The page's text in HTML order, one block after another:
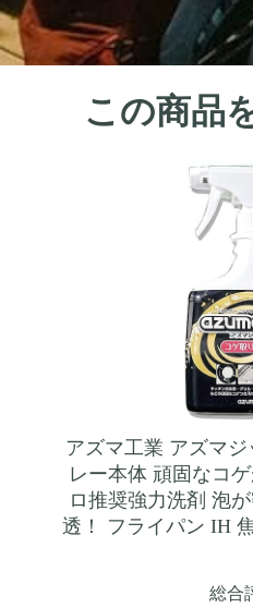
この商品
アズマ工業 アズマ
レー本体 頑固なコ
ロ推奨強力洗剤 泡
透！ フライパン IH
総合